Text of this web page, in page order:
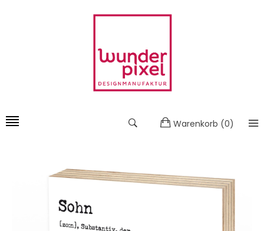
Warenkorb (0)